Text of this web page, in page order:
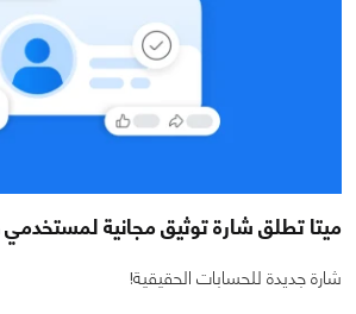
ميتا تطلق شارة توثيق مجانية
شارة جديدة للحسابات الحقيقية!